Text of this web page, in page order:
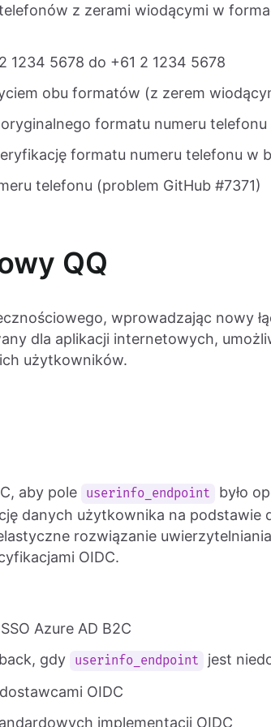
z zerami wiodącymi w
1234 5678 do +61 2 1234 5678
obu formatów (z zerem
formatu numeru telefonu
formatu numeru telefonu w
telefonu (problem GitHub #7371)
QQ
wprowadzając nowy
dla aplikacji internetowych,
użytkowników.
aby pole userinfo_endpoint
było
danych użytkownika na podstawie
rozwiązanie
OIDC.
Azure AD B2C
gdy
userinfo_endpoint
jest
OIDC
implementacji OIDC